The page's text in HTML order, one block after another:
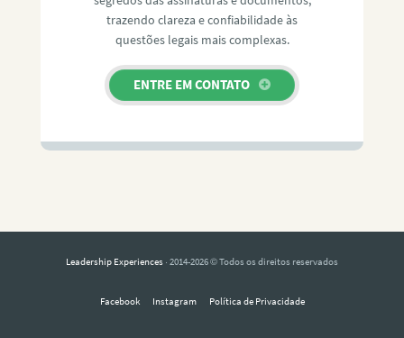
trazendo clareza e confiabilidade às
questões legais mais complexas.
ENTRE EM CONTATO
Leadership Experiences · 2014-2026 © Todos os direitos reservados
Facebook Instagram Política de Privacidade